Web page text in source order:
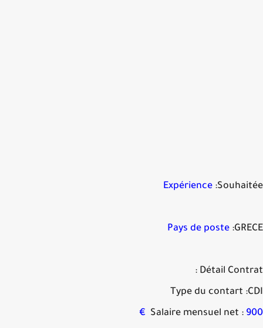
Expérience
Pays de poste
Détail
Type du contart
Salaire mensuel net :